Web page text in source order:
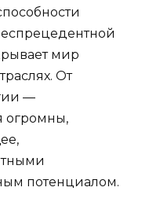
мир
От
—
огромны,
потенциалом.